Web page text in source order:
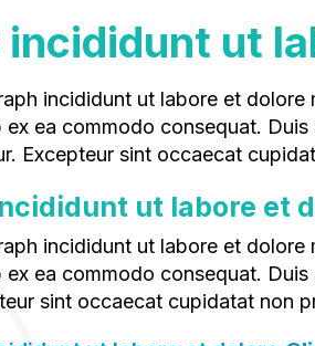
incididunt ut
ex ea commodo consequat.
Excepteur sint occaecat
incididunt ut labore et
ex ea commodo consequat.
sint occaecat cupidatat non